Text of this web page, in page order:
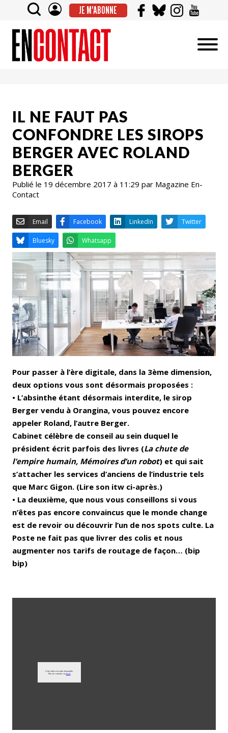
JE M'ABONNE
IL NE FAUT PAS
CONFONDRE LES SIROPS
BERGER AVEC ROLAND
BERGER
Publié le 19 décembre 2017 à 11:29 par Magazine En-
Contact
Email Facebook LinkedIn
Bluesky Whatsapp
Pour passer à l’ère digitale, dans la 3ème dimension,
deux options vous sont désormais proposées :
• L’absinthe étant désormais interdite, le sirop
Berger vendu à Orangina, vous pouvez encore
appeler Roland, l’autre Berger.
Cabinet célèbre de conseil au sein duquel le
président écrit parfois des livres (La chute de
l’empire humain, Mémoires d’un robot) et qui sait
s’attacher les services d’anciens de l’industrie tels
que Marc Gigon. (Lire son itw ci-après.)
• La deuxième, que nous vous conseillons si vous
n’êtes pas encore convaincus que le monde change
est de revoir ou découvrir l’un de nos spots culte. La
Poste ne fait pas que livrer des colis et nous
augmenter nos tarifs de routage de façon… (bip
bip)